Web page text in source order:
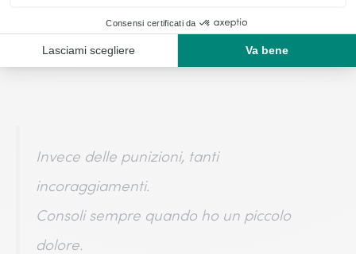
Invece delle punizioni, tanti
incoraggiamenti.
Consoli sempre quando ho un piccolo
dolore.